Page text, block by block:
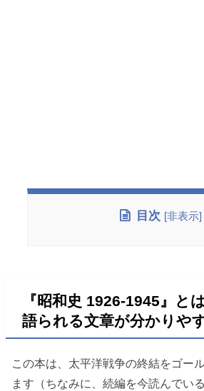
目次 [非表示]
『昭和史 1926-1945』と
語られる文章が分かりや
この本は、太平洋戦争の終結をゴー
ます（ちなみに、続編を今読んでいる